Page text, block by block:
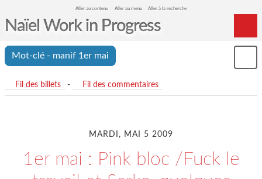
Aller au contenu Aller au menu Aller à la recherche
Naïel Work in Progress
Mot-clé - manif 1er mai
Fil des billets - Fil des commentaires
MARDI, MAI 5 2009
1er mai : Pink bloc /Fuck le